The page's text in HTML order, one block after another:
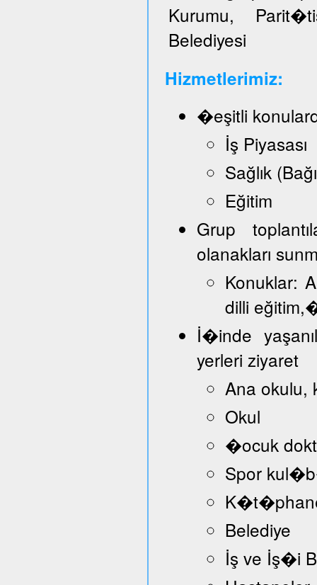
Kurumu,
Belediyesi
Hizmetlerimiz:
�eşitli
İş Piyasası
Sağlık
Eğitim
Grup
olanakları
Konuklar:
dilli
İ�inde
yerleri ziyaret
Ana okulu,
Okul
�ocuk
Spor
Belediye
İş ve İş�i